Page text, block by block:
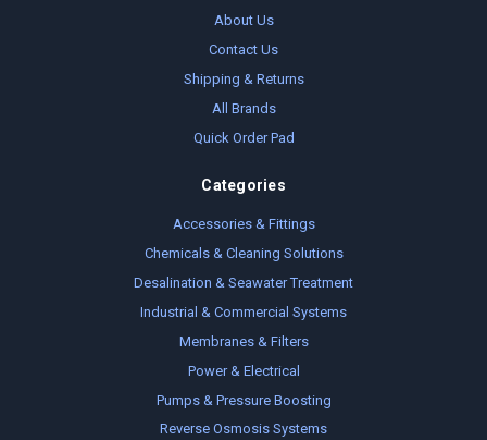
About Us
Contact Us
Shipping & Returns
All Brands
Quick Order Pad
Categories
Accessories & Fittings
Chemicals & Cleaning Solutions
Desalination & Seawater Treatment
Industrial & Commercial Systems
Membranes & Filters
Power & Electrical
Pumps & Pressure Boosting
Reverse Osmosis Systems